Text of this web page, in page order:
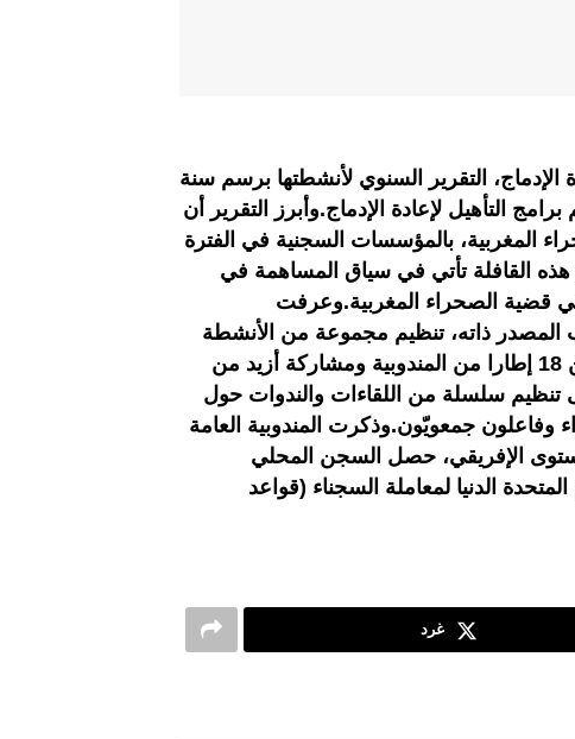
الإدماج، التقرير السنوي لأنشطتها برسم سنة
التأهيل لإعادة الإدماج.وأبرز التقرير أن
المغربية، بالمؤسسات السجنية في الفترة
.وأشار، إلى أن هذه القافلة تأتي في سياق المساهمة في
في قضية الصحراء المغربية.وعرفت
المصدر ذاته، تنظيم مجموعة من الأنشطة
الثقافية، الفكرية والرياضية بتأطير من أكثر من 18 إطارا من المندوبية ومشاركة أزيد من
إلى تنظيم سلسلة من اللقاءات والندوات حول
وفاعلون جمعويّون.وذكرت المندوبية العامة
الإفريقي، حصل السجن المحلي
المتحدة الدنيا لمعاملة السجناء (قواعد
غرد